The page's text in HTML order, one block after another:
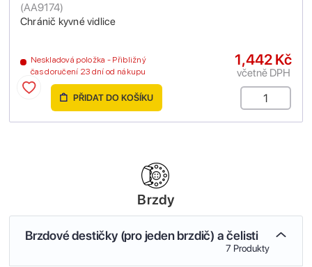
Chránič kyvné vidlice
(AA9174)
Neskladová položka - Přibližný
čas doručení 23 dní od nákupu
1,442 Kč
včetně DPH
PŘIDAT DO KOŠÍKU
Brzdy
Brzdové destičky (pro jeden brzdič) a čelisti
7 Produkty